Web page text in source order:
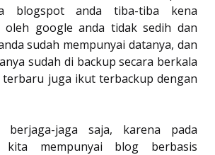
blogspot anda tiba-tiba kena
oleh google anda tidak sedih dan
sudah mempunyai datanya, dan
sudah di backup secara berkala
juga ikut terbackup dengan
jaga saja, karena pada
kita mempunyai blog berbasis